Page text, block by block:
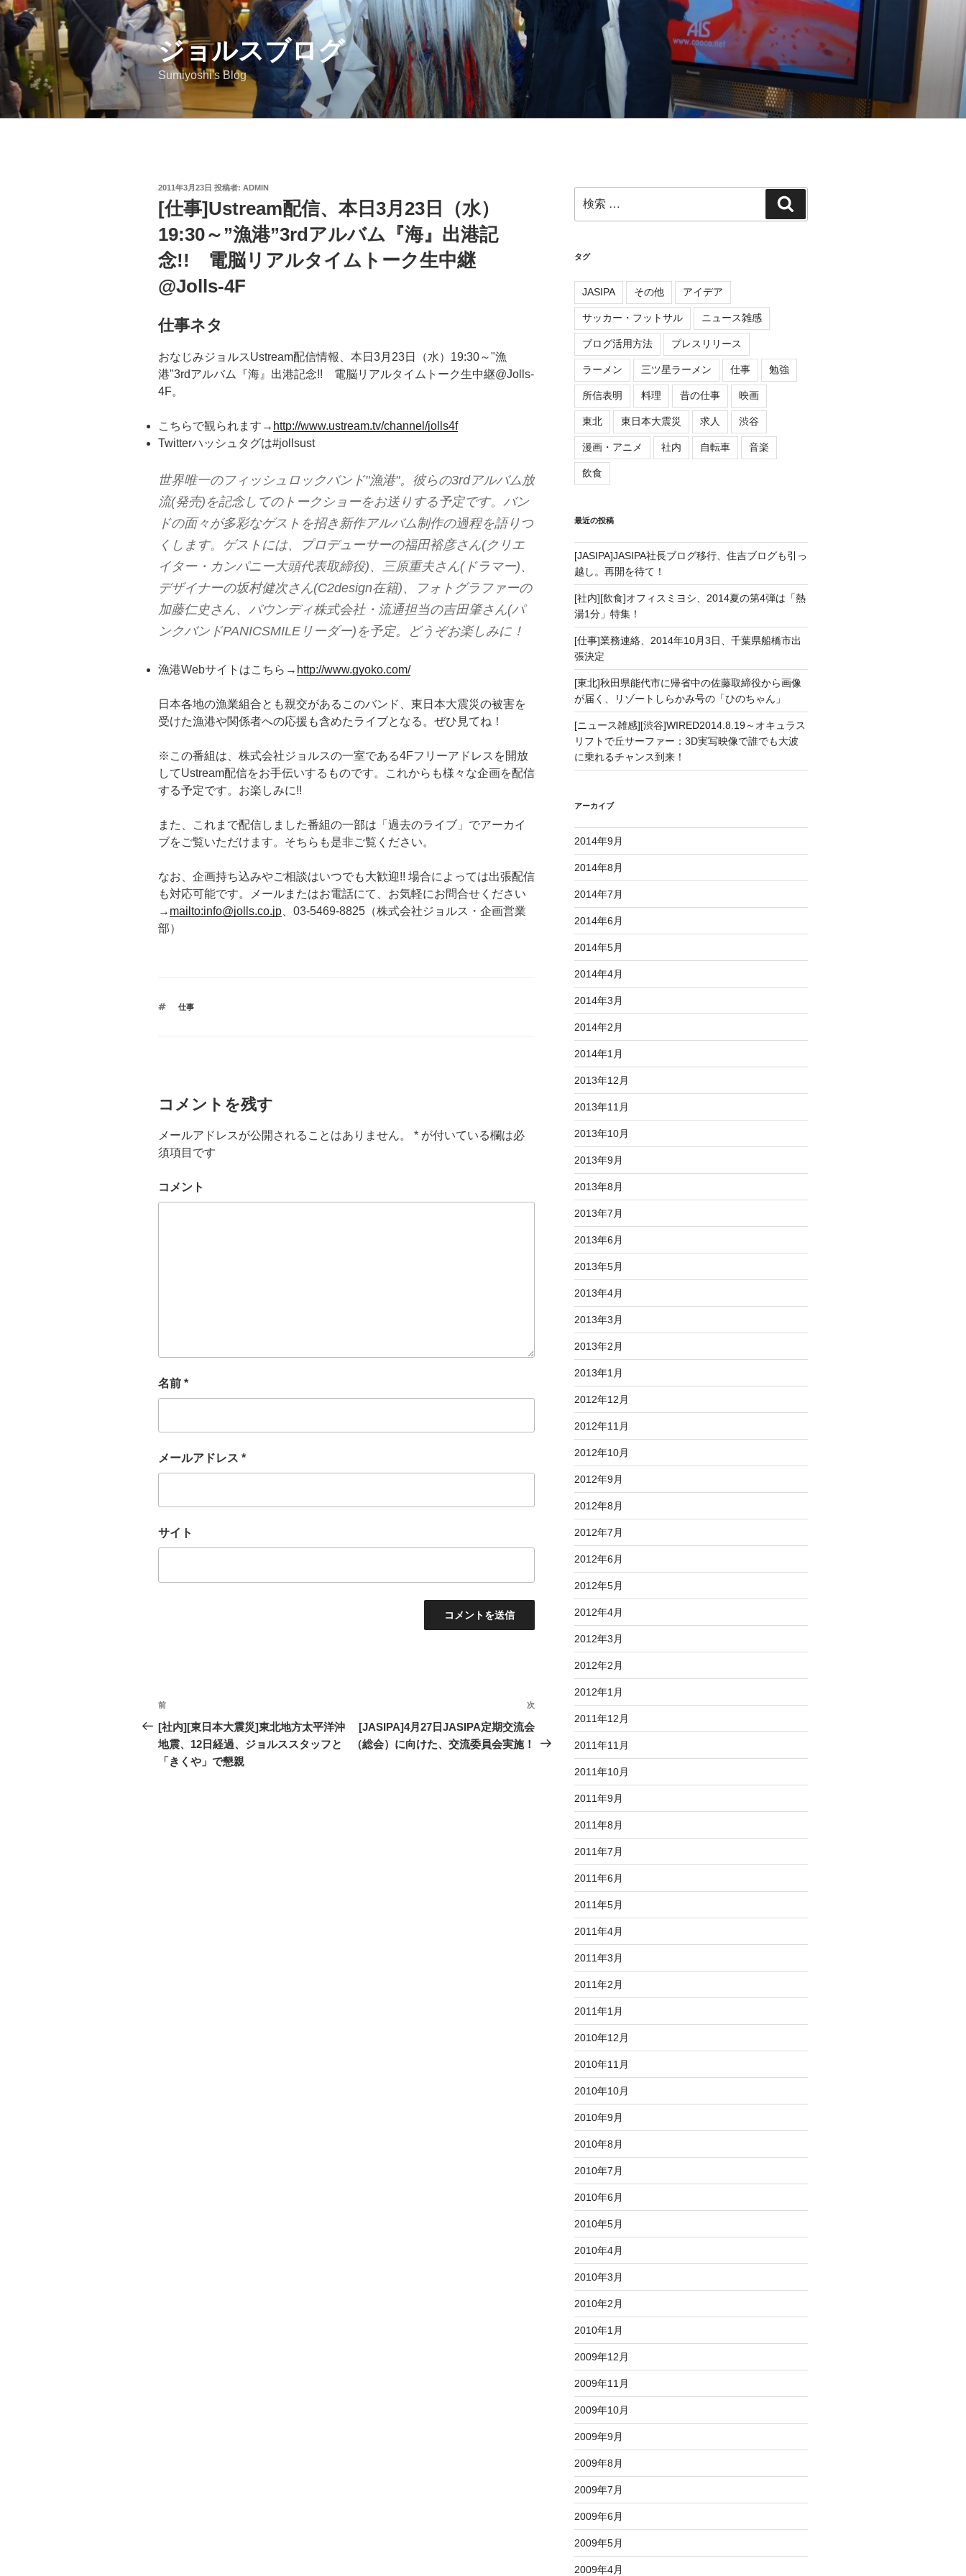
コ
ツ
へ
ジョルスブログ
Sumiyoshi's Blog
投
日:
2011年3月23日 投稿者: ADMIN
[仕事]Ustream配信、本日3月23日（水）
19:30～”漁港”3rdアルバム『海』出港記
念!! 電脳リアルタイムトーク生中継
@Jolls-4F
仕事ネタ
おなじみジョルスUstream配信情報、本日3月23日（水）19:30～"漁
港"3rdアルバム『海』出港記念!! 電脳リアルタイムトーク生中継@Jolls-
4F。
こちらで観られます→ http://www.ustream.tv/channel/jolls4f
Twitterハッシュタグは#jollsust
世界唯一のフィッシュロックバンド"漁港"。彼らの3rdアルバム放
流(発売)を記念してのトークショーをお送りする予定です。バン
ドの面々が多彩なゲストを招き新作アルバム制作の過程を語りつ
くします。ゲストには、プロデューサーの福田裕彦さん(クリエ
イター・カンパニー大頭代表取締役)、三原重夫さん(ドラマー)、
デザイナーの坂村健次さん(C2design在籍)、フォトグラファーの
加藤仁史さん、バウンディ株式会社・流通担当の吉田肇さん(パ
ンクバンドPANICSMILEリーダー)を予定。どうぞお楽しみに！
漁港Webサイトはこちら→ http://www.gyoko.com/
日本各地の漁業組合とも親交があるこのバンド、東日本大震災の被害を
受けた漁港や関係者への応援も含めたライブとなる。ぜひ見てね！
※この番組は、株式会社ジョルスの一室である4Fフリーアドレスを開放
してUstream配信をお手伝いするものです。これからも様々な企画を配信
する予定です。お楽しみに!!
また、これまで配信しました番組の一部は「過去のライブ」でアーカイ
ブをご覧いただけます。そちらも是非ご覧ください。
なお、企画持ち込みやご相談はいつでも大歓迎!! 場合によっては出張配信
も対応可能です。メールまたはお電話にて、お気軽にお問合せください
→ mailto:info@jolls.co.jp 、03-5469-8825（株式会社ジョルス・企画営業
部）
タ
仕事
コメントを残す
メールアドレスが公開されることはありません。 * が付いている欄は必
須項目です
コメント
名前 *
メールアドレス *
サイト
投
稿
ナ
過
去
の
投
前
[社内][東日本大震災]東北地方太平洋沖
地震、12日経過、ジョルススタッフと
「きくや」で懇親
投
次
[JASIPA]4月27日JASIPA定期交流会
（総会）に向けた、交流委員会実施！
索:
索
タグ
JASIPA その他 アイデア
サッカー・フットサル ニュース雑感
ブログ活用方法 プレスリリース
ラーメン 三ツ星ラーメン 仕事 勉強
所信表明 料理 昔の仕事 映画
東北 東日本大震災 求人 渋谷
漫画・アニメ 社内 自転車 音楽
飲食
最近の投稿
[JASIPA]JASIPA社長ブログ移行、住吉ブログも引っ
越し。再開を待て！
[社内][飲食]オフィスミヨシ、2014夏の第4弾は「熱
湯1分」特集！
[仕事]業務連絡、2014年10月3日、千葉県船橋市出
張決定
[東北]秋田県能代市に帰省中の佐藤取締役から画像
が届く、リゾートしらかみ号の「ひのちゃん」
[ニュース雑感][渋谷]WIRED2014.8.19～オキュラス
リフトで丘サーファー：3D実写映像で誰でも大波
に乗れるチャンス到来！
アーカイブ
2014年9月
2014年8月
2014年7月
2014年6月
2014年5月
2014年4月
2014年3月
2014年2月
2014年1月
2013年12月
2013年11月
2013年10月
2013年9月
2013年8月
2013年7月
2013年6月
2013年5月
2013年4月
2013年3月
2013年2月
2013年1月
2012年12月
2012年11月
2012年10月
2012年9月
2012年8月
2012年7月
2012年6月
2012年5月
2012年4月
2012年3月
2012年2月
2012年1月
2011年12月
2011年11月
2011年10月
2011年9月
2011年8月
2011年7月
2011年6月
2011年5月
2011年4月
2011年3月
2011年2月
2011年1月
2010年12月
2010年11月
2010年10月
2010年9月
2010年8月
2010年7月
2010年6月
2010年5月
2010年4月
2010年3月
2010年2月
2010年1月
2009年12月
2009年11月
2009年10月
2009年9月
2009年8月
2009年7月
2009年6月
2009年5月
2009年4月